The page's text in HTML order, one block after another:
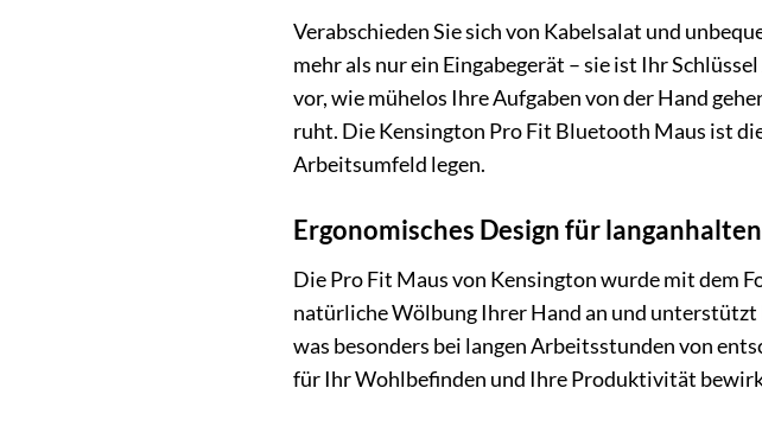
Verabschieden Sie sich von Kabelsalat und
mehr als nur ein Eingabegerät – sie ist Ihr
vor, wie mühelos Ihre Aufgaben von der Hand
ruht. Die Kensington Pro Fit Bluetooth Maus ist
Arbeitsumfeld legen.
Ergonomisches Design für
Die Pro Fit Maus von Kensington wurde mit dem
natürliche Wölbung Ihrer Hand an und
was besonders bei langen Arbeitsstunden von
für Ihr Wohlbefinden und Ihre Produktivität